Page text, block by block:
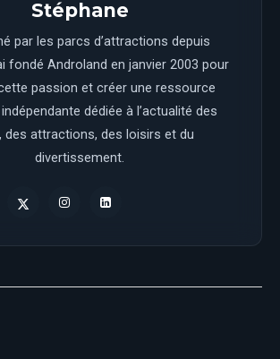
Stéphane
par les parcs d’attractions depuis
fondé Androland en janvier 2003 pour
passion et créer une ressource
dédiée à l’actualité des
des attractions, des loisirs et du
divertissement.